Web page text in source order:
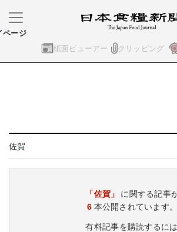
紙面ビューアー クリッピング
ページ
佐賀
「佐賀」
に関する記事
6 本公開されています。
有料記事を購読するには